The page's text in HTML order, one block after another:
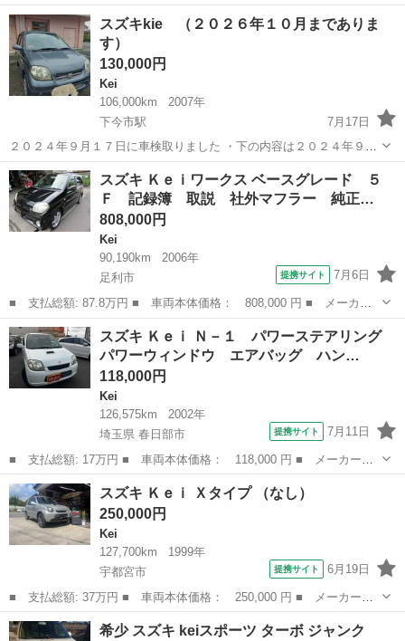
名： スズキ ■ 車種名： Ｋｅｉ ■ グレード名： Ａ すぐ乗り
出し ■ 排気量： 660cc ■ ドア枚数： 5D ■ ミッション： A...
栃木 塩谷郡 Kei
スズキkie （２０２６年１０月までありま
す）
130,000円
Kei
106,000km
2007年
下今市駅
7月17日
２０２４年９月１７日に車検取りました ・下の内容は２０２４年９月
現在のです 点火プラグ イグニッションコイル 交換しました オイルエ
レメント オイル交換したばかりです 今現在、普通に走っています た
だ...
栃木 日光市 下今市駅 Kei エレメント
スズキ Ｋｅｉワークス ベースグレード ５
Ｆ 記録簿 取説 社外マフラー 純正…
808,000円
Kei
90,190km
2006年
足利市
提携サイト 7月6日
■ 支払総額: 87.8万円 ■ 車両本体価格： 808,000 円 ■ メーカー
名： スズキ ■ 車種名： Ｋｅｉワークス ■ グレード名： ベー
スグレード ５Ｆ 記録簿 取説 社外マフラー 純正アルミホイー
ル ディスプ...
栃木 足利市 Kei
スズキ Ｋｅｉ Ｎ－１ パワーステアリング
パワーウィンドウ エアバッグ ハン…
118,000円
Kei
126,575km
2002年
埼玉県 春日部市
提携サイト 7月11日
■ 支払総額: 17万円 ■ 車両本体価格： 118,000 円 ■ メーカー
名： スズキ ■ 車種名： Ｋｅｉ ■ グレード名： Ｎ－１ パワ
ーステアリング パワーウィンドウ エアバッグ ハンドルカバー
キーレス 社外Ｃ...
埼玉 春日部市
スズキ Ｋｅｉ Ｘタイプ （なし）
250,000円
Kei
127,700km
1999年
宇都宮市
提携サイト 6月19日
■ 支払総額: 37万円 ■ 車両本体価格： 250,000 円 ■ メーカー
名： スズキ ■ 車種名： Ｋｅｉ ■ グレード名： Ｘタイプ ■
排気量： 660cc ■ ドア枚数： 5D ■ ミッション： MT5速 ■ ...
栃木 宇都宮市
希少 スズキ keiスポーツ ターボ ジャンク